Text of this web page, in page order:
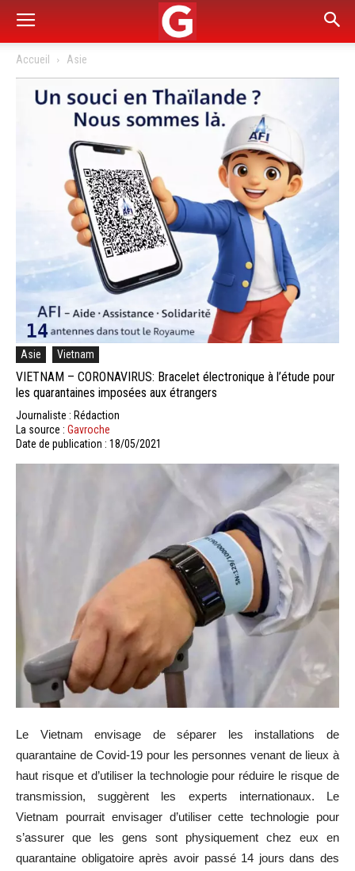
Accueil Asie
Asie Vietnam
VIETNAM – CORONAVIRUS: Bracelet électronique à l’étude pour
les quarantaines imposées aux étrangers
Journaliste : Rédaction
La source : Gavroche
Date de publication : 18/05/2021
Le Vietnam envisage de séparer les installations de
quarantaine de Covid-19 pour les personnes venant de lieux à
haut risque et d’utiliser la technologie pour réduire le risque de
transmission, suggèrent les experts internationaux. Le
Vietnam pourrait envisager d’utiliser cette technologie pour
s’assurer que les gens sont physiquement chez eux en
quarantaine obligatoire après avoir passé 14 jours dans des